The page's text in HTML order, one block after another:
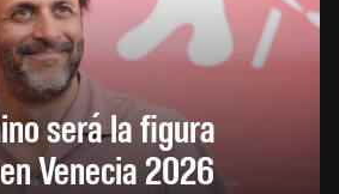
será la figura
Venecia 2026